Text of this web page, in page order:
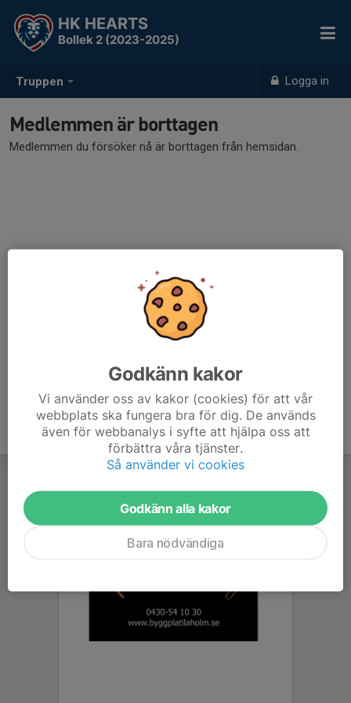
Truppen Logga in
HK HEARTS
Bollek 2 (2023-2025)
Medlemmen är borttagen
Medlemmen du försöker nå är borttagen från hemsidan.
Godkänn kakor
Vi använder oss av kakor (cookies) för att vår
webbplats ska fungera bra för dig. De används
även för webbanalys i syfte att hjälpa oss att
förbättra våra tjänster.
Så använder vi cookies
Godkänn alla kakor
Bara nödvändiga